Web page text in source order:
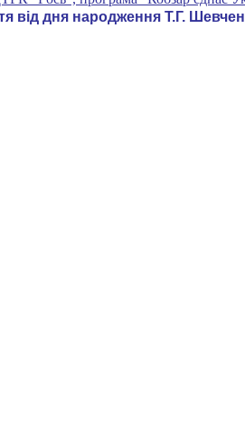
від дня народження Т.Г.